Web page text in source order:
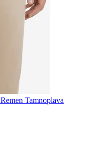
Remen Tamnoplava